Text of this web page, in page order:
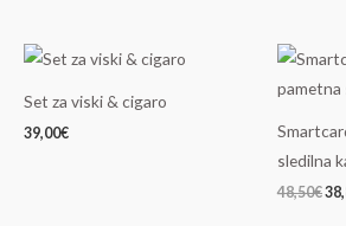
Set za viski & cigaro
39,00€
sledilna
48,50€
je